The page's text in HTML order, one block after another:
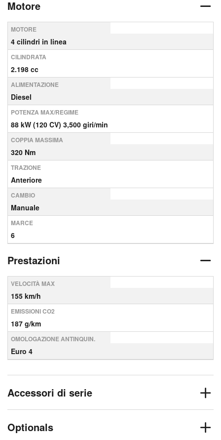
Motore
MOTORE
4 cilindri in linea
CILINDRATA
2.198 cc
ALIMENTAZIONE
Diesel
POTENZA MAX/REGIME
88 kW (120 CV) 3,500 giri/min
COPPIA MASSIMA
320 Nm
TRAZIONE
Anteriore
CAMBIO
Manuale
MARCE
6
Prestazioni
VELOCITÀ MAX
155 km/h
EMISSIONI CO2
187 g/km
OMOLOGAZIONE ANTINQUIN.
Euro 4
Accessori di serie
Optionals